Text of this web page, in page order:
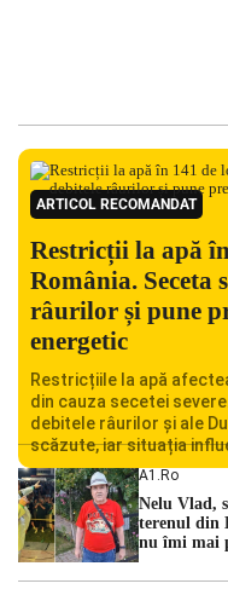
ARTICOL RECOMANDAT
Restricții la apă
România. Seceta
râurilor și pune
energetic
Restricțiile la apă
din cauza secetei
debitele râurilor și ale
scăzute, iar situația
Centralei Nucleare de la
cu una dintre cele mai
hidrologic din ultimii ani.
A1.ro
Nelu Vlad,
terenul din
nu îmi mai